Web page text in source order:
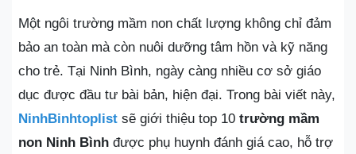
Một ngôi trường mầm non chất lượng không chỉ đảm
bảo an toàn mà còn nuôi dưỡng tâm hồn và kỹ năng
cho trẻ. Tại Ninh Bình, ngày càng nhiều cơ sở giáo
dục được đầu tư bài bản, hiện đại. Trong bài viết này,
NinhBinhtoplist sẽ giới thiệu top 10 trường mầm
non Ninh Bình được phụ huynh đánh giá cao, hỗ trợ